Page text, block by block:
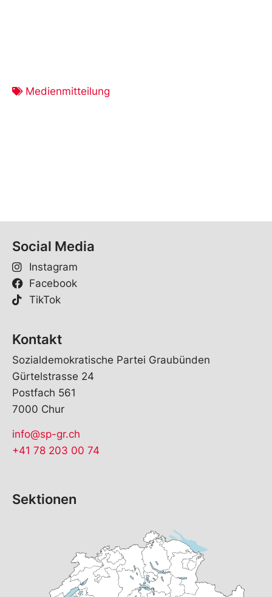
Medienmitteilung
Social Media
Instagram
Facebook
TikTok
Kontakt
Sozialdemokratische Partei Graubünden
Gürtelstrasse 24
Postfach 561
7000 Chur
info@sp-gr.ch
+41 78 203 00 74
Sektionen